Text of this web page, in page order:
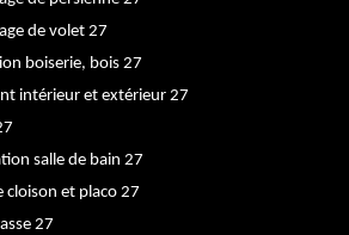
de volet 27
boiserie, bois 27
intérieur et extérieur 27
salle de bain 27
cloison et placo 27
27